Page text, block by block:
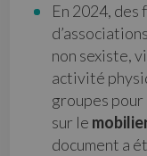
En 2024,
non sexiste,
activité
groupes
sur le
document a